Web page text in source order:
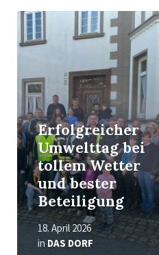
Erfolgreicher
Umwelttag bei
tollem Wetter
und bester
Beteiligung
18. April 2026
in DAS DORF
Read
More